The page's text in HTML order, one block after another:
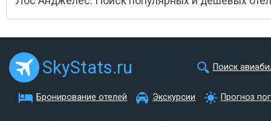
SkyStats.ru Поиск
Бронирование отелей Экскурсии Прогноз